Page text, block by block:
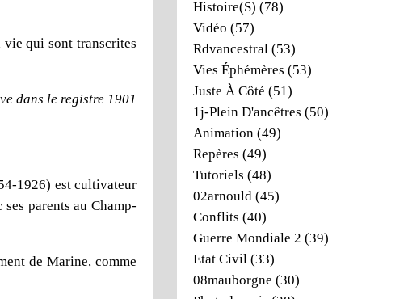
vie qui sont transcrites
dans le registre 1901
1926) est cultivateur
parents au Champ-
de Marine, comme
Histoire(s) (78)
Vidéo (57)
Rdvancestral (53)
Vies Éphémères (53)
Juste À Côté (51)
1j-Plein D'ancêtres (50)
Animation (49)
Repères (49)
Tutoriels (48)
02arnould (45)
Conflits (40)
Guerre Mondiale 2 (39)
Etat Civil (33)
08mauborgne (30)